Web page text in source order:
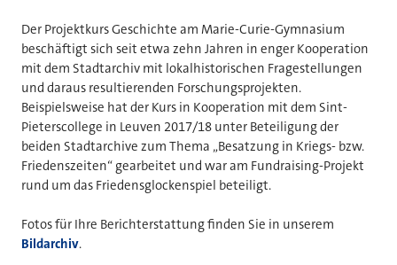
Der Projektkurs Geschichte am Marie-Curie-Gymnasium
beschäftigt sich seit etwa zehn Jahren in enger Kooperation
mit dem Stadtarchiv mit lokalhistorischen Fragestellungen
und daraus resultierenden Forschungsprojekten.
Beispielsweise hat der Kurs in Kooperation mit dem Sint-
Pieterscollege in Leuven 2017/18 unter Beteiligung der
beiden Stadtarchive zum Thema „Besatzung in Kriegs- bzw.
Friedenszeiten“ gearbeitet und war am Fundraising-Projekt
rund um das Friedensglockenspiel beteiligt.
Fotos für Ihre Berichterstattung finden Sie in unserem
Bildarchiv.